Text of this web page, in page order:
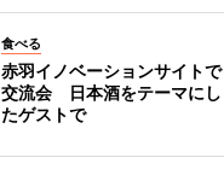
食べる
赤羽イノベーションサイトで
交流会 日本酒をテーマにし
たゲストで